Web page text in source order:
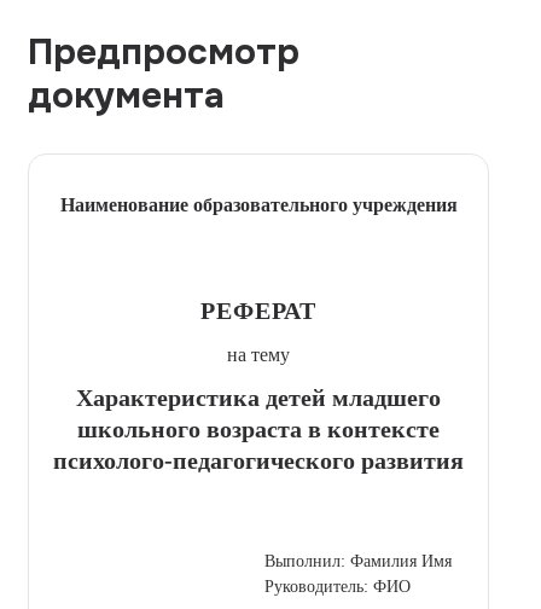
Предпросмотр
документа
Наименование образовательного учреждения
РЕФЕРАТ
на тему
Характеристика детей младшего
школьного возраста в контексте
психолого-педагогического развития
Выполнил: Фамилия Имя
Руководитель: ФИО